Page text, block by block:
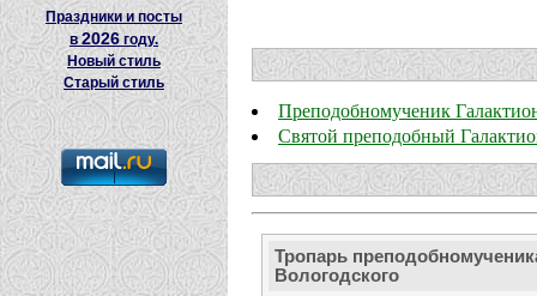
Праздники и посты
в2026 году.
Новый стиль
Старый стиль
Преподобномученик
Святой преподобный
Тропарь
Вологодского